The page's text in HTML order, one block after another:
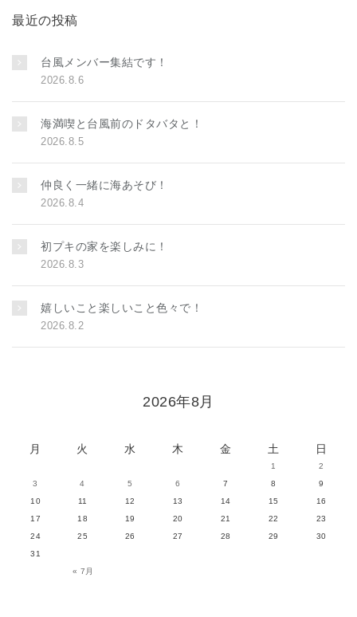
最近の投稿
台風メンバー集結です！
2026.8.6
海満喫と台風前のドタバタと！
2026.8.5
仲良く一緒に海あそび！
2026.8.4
初プキの家を楽しみに！
2026.8.3
嬉しいこと楽しいこと色々で！
2026.8.2
2026年8月
月 火 水 木 金 土 日
« 7月
1
2
3
4 5 6 7 8
9
10
11 12 13 14 15
16
17
18 19 20 21 22
23
24
25 26 27 28 29
30
31